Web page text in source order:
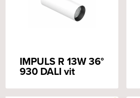
IMPULS R 13W 36°
930 DALI vit